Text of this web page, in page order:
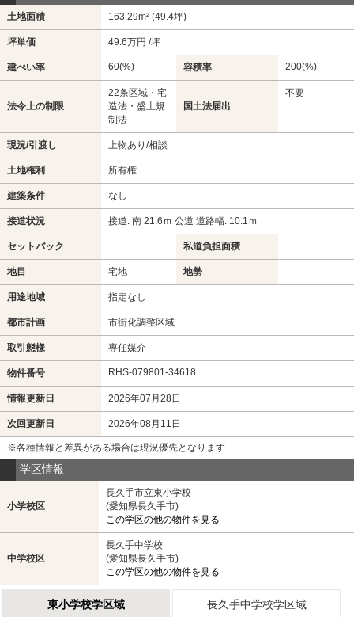
土地面積 163.29m² (49.4坪)
坪単価 49.6万円 /坪
建ぺい率 60(%) 容積率 200(%)
法令上の制限
22条区域・宅
造法・盛土規
制法
国土法届出
不要
現況/引渡し 上物あり/相談
土地権利 所有権
建築条件 なし
接道状況 接道: 南 21.6ｍ 公道 道路幅: 10.1ｍ
セットバック - 私道負担面積 -
地目 宅地 地勢
用途地域 指定なし
都市計画 市街化調整区域
取引態様 専任媒介
物件番号 RHS-079801-34618
情報更新日 2026年07月28日
次回更新日 2026年08月11日
※各種情報と差異がある場合は現況優先となります
学区情報
小学校区
長久手市立東小学校
(愛知県長久手市)
この学区の他の物件を見る
中学校区
長久手中学校
(愛知県長久手市)
この学区の他の物件を見る
東小学校学区域 長久手中学校学区域